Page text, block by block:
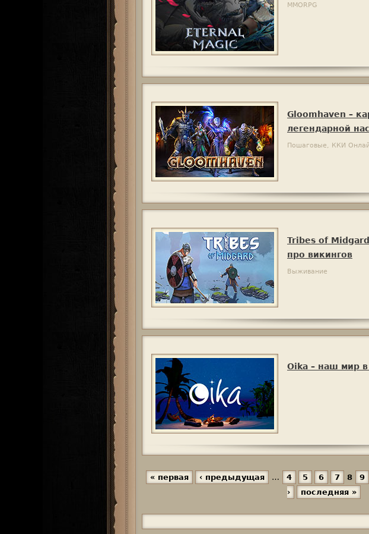
MMORPG
Gloomhaven –
легендарной
Пошаговые, ККИ
Tribes of
про викингов
Выживание
Oika – наш мир в
р
« первая ‹ предыдущая … 4 5 6 7 8 9
›
последняя »